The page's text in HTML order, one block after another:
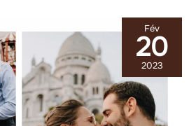
Fév
20
2023